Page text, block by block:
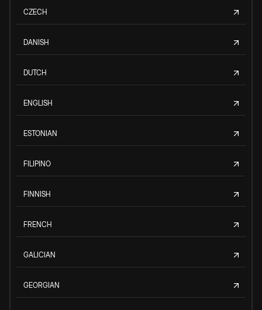
CZECH
DANISH
DUTCH
ENGLISH
ESTONIAN
FILIPINO
FINNISH
FRENCH
GALICIAN
GEORGIAN